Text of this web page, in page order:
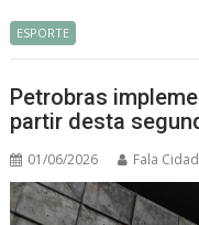
ESPORTE
Petrobras
partir desta
01/06/2026 Fala